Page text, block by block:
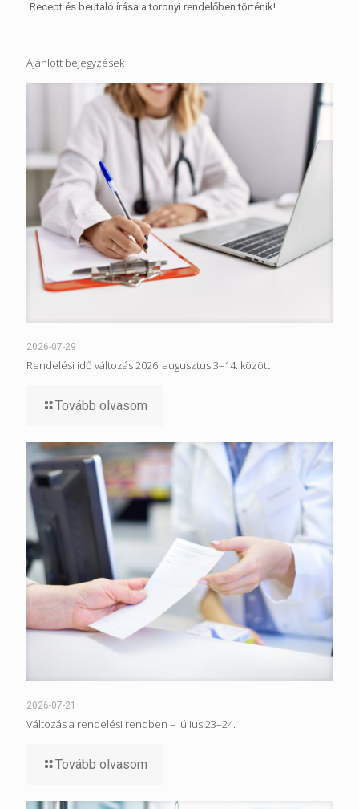
Recept és beutaló írása a toronyi rendelőben történik!
Ajánlott bejegyzések
2026-07-29
Rendelési idő változás 2026. augusztus 3–14. között
Tovább olvasom
2026-07-21
Változás a rendelési rendben – július 23–24.
Tovább olvasom